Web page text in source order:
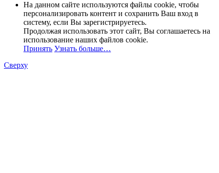
На данном сайте используются файлы cookie, чтобы
персонализировать контент и сохранить Ваш вход в
систему, если Вы зарегистрируетесь.
Продолжая использовать этот сайт, Вы соглашаетесь на
использование наших файлов cookie.
Принять Узнать больше…
Сверху